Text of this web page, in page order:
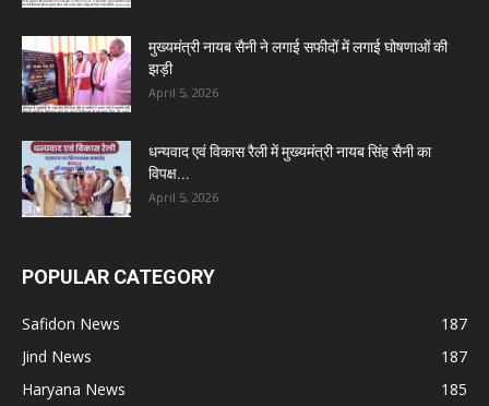
मुख्यमंत्री नायब सैनी ने लगाई सफीदों में लगाई घोषणाओं की
झड़ी
April 5, 2026
धन्यवाद एवं विकास रैली में मुख्यमंत्री नायब सिंह सैनी का
विपक्ष...
April 5, 2026
POPULAR CATEGORY
Safidon News
187
Jind News
187
Haryana News
185